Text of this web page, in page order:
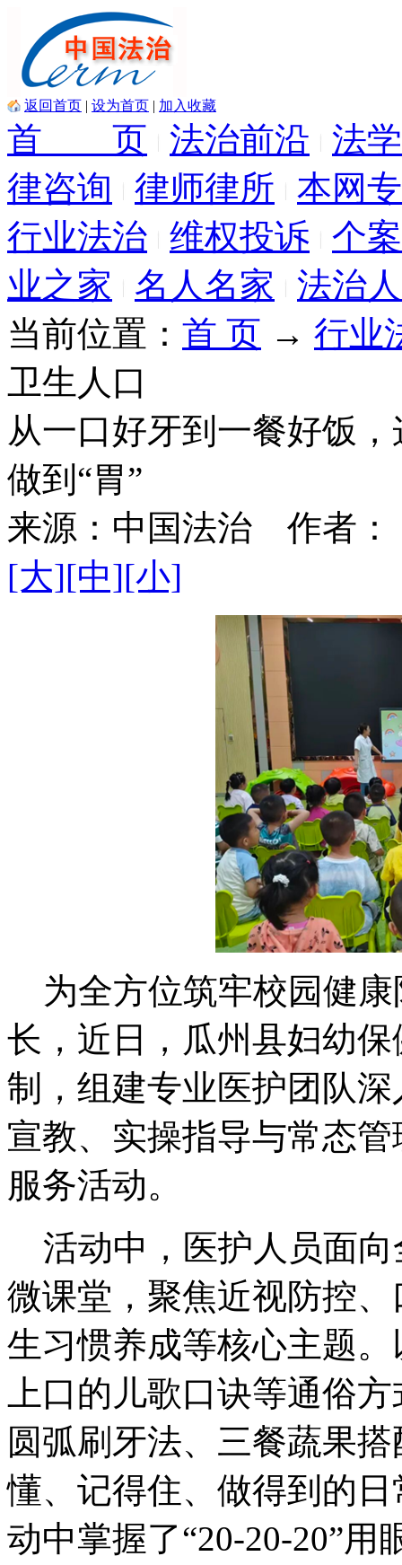
返回首页 | 设为首页 | 加入收藏
首 页 法治前沿
法
律咨询
律师律所
本网
行业法治 维权投诉
个
业之家
名人名家
法治
当前位置： 首 页 → 行业
卫生人口
从一口好牙到一餐好饭
做到“胃”
来源： 中国法治 作者：
[大][中][小]
为全方位筑牢校园健康
长，近日，瓜州县妇幼
制，组建专业医护团队
宣教、实操指导与常态
服务活动。
活动中，医护人员面向
微课堂，聚焦近视防控
生习惯养成等核心主题
上口的儿歌口诀等通俗
圆弧刷牙法、三餐蔬果
懂、记得住、做得到的
动中掌握了“20-20-20”